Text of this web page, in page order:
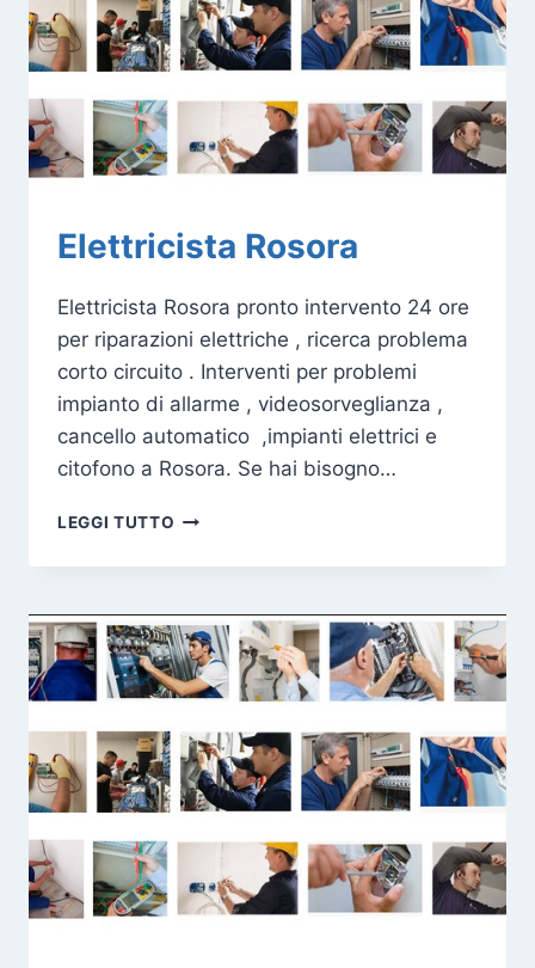
Elettricista Rosora
Elettricista Rosora pronto intervento 24 ore
per riparazioni elettriche , ricerca problema
corto circuito . Interventi per problemi
impianto di allarme , videosorveglianza ,
cancello automatico ,impianti elettrici e
citofono a Rosora. Se hai bisogno…
LEGGI TUTTO ELETTRICISTA